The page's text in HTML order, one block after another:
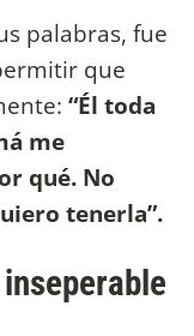
palabras, fue
que
“Él toda
me
qué. No
tenerla”.